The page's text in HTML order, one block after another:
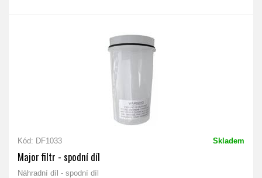
Kód: DF1033 Skladem
Major filtr - spodní díl
Náhradní díl - spodní díl